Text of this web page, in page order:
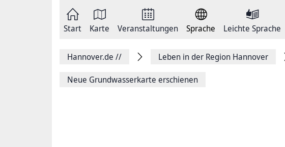
Start Karte Veranstaltungen Sprache Leichte Sprache
Hannover.de // Leben in der Region Hannover
Neue Grundwasserkarte erschienen